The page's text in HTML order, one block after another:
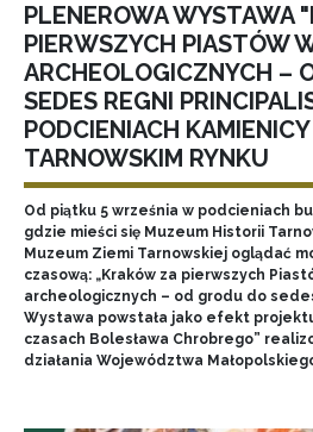
PLENEROWA WYSTAWA
PIERWSZYCH PIASTÓW
ARCHEOLOGICZNYCH –
SEDES REGNI
PODCIENIACH
TARNOWSKIM RYNKU
Od piątku 5 września w podcieniach
gdzie mieści się Muzeum Historii
Muzeum Ziemi Tarnowskiej oglądać
czasową: „Kraków za pierwszych
archeologicznych – od grodu do
Wystawa powstała jako efekt
czasach Bolesława Chrobrego”
działania Województwa